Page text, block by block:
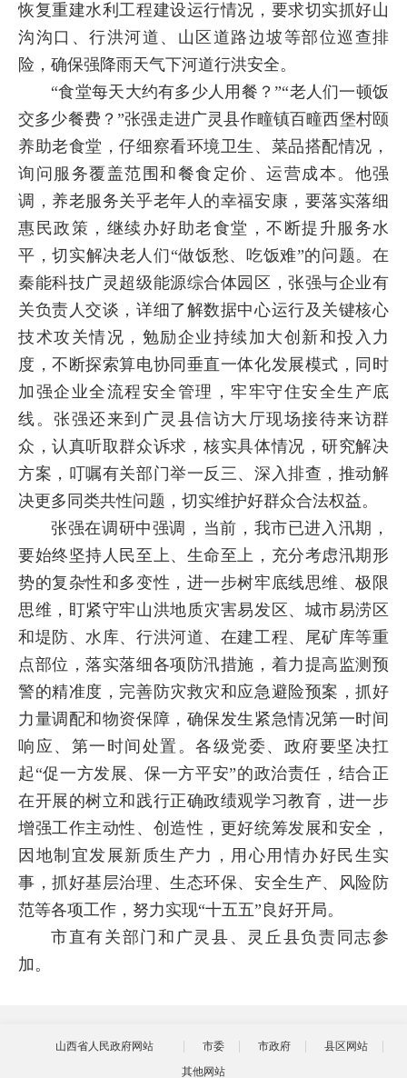
恢复重建水利工程建设运行情况，要求切实抓好山
沟沟口、行洪河道、山区道路边坡等部位巡查排
险，确保强降雨天气下河道行洪安全。
“食堂每天大约有多少人用餐？”“老人们一顿饭
交多少餐费？”张强走进广灵县作疃镇百疃西堡村颐
养助老食堂，仔细察看环境卫生、菜品搭配情况，
询问服务覆盖范围和餐食定价、运营成本。他强
调，养老服务关乎老年人的幸福安康，要落实落细
惠民政策，继续办好助老食堂，不断提升服务水
平，切实解决老人们“做饭愁、吃饭难”的问题。在
秦能科技广灵超级能源综合体园区，张强与企业有
关负责人交谈，详细了解数据中心运行及关键核心
技术攻关情况，勉励企业持续加大创新和投入力
度，不断探索算电协同垂直一体化发展模式，同时
加强企业全流程安全管理，牢牢守住安全生产底
线。张强还来到广灵县信访大厅现场接待来访群
众，认真听取群众诉求，核实具体情况，研究解决
方案，叮嘱有关部门举一反三、深入排查，推动解
决更多同类共性问题，切实维护好群众合法权益。
张强在调研中强调，当前，我市已进入汛期，
要始终坚持人民至上、生命至上，充分考虑汛期形
势的复杂性和多变性，进一步树牢底线思维、极限
思维，盯紧守牢山洪地质灾害易发区、城市易涝区
和堤防、水库、行洪河道、在建工程、尾矿库等重
点部位，落实落细各项防汛措施，着力提高监测预
警的精准度，完善防灾救灾和应急避险预案，抓好
力量调配和物资保障，确保发生紧急情况第一时间
响应、第一时间处置。各级党委、政府要坚决扛
起“促一方发展、保一方平安”的政治责任，结合正
在开展的树立和践行正确政绩观学习教育，进一步
增强工作主动性、创造性，更好统筹发展和安全，
因地制宜发展新质生产力，用心用情办好民生实
事，抓好基层治理、生态环保、安全生产、风险防
范等各项工作，努力实现“十五五”良好开局。
市直有关部门和广灵县、灵丘县负责同志参
加。
山西省人民政府网站 市委 市政府
县区网站
其他网站